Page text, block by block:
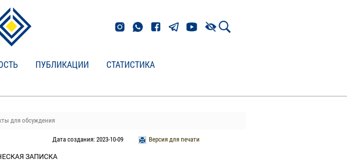
ПУБЛИКАЦИИ
СТАТИСТИКА
для обсуждения
Версия для печати
Дата создания: 2023-10-09
ЗАПИСКА